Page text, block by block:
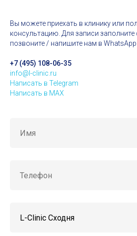
Вы можете приехать в клинику или
консультацию. Для записи
позвоните / напишите нам в WhatsApp
+7 (495) 108-06-35
info@l-clinic.ru
Написать в Telegram
Написать в MAX